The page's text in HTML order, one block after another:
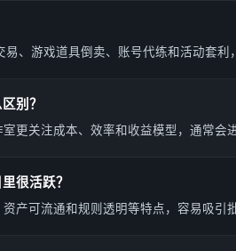
、游戏道具倒卖、账号代练和活动套利
别？
更关注成本、效率和收益模型，通常会
很活跃？
产可流通和规则透明等特点，容易吸引